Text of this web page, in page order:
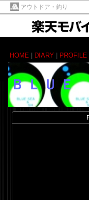
アウトドア・釣り
HOME DIARY PROFILE
ＢＬＵ